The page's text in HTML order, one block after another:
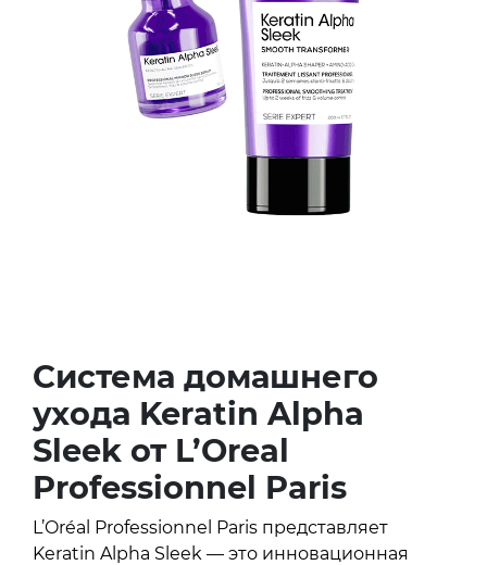
Система домашнего
ухода Keratin Alpha
Sleek от L’Oreal
Professionnel Paris
L’Oréal Professionnel Paris представляет
Keratin Alpha Sleek — это инновационная